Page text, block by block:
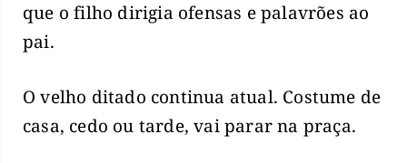
que o filho dirigia ofensas e palavrões ao
pai.
O velho ditado continua atual. Costume de
casa, cedo ou tarde, vai parar na praça.